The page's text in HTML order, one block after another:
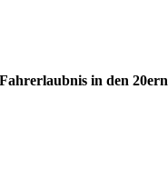
Fahrerlaubnis in den 20ern